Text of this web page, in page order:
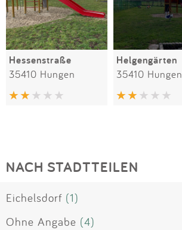
Hessenstraße
35410 Hungen
Helgengärten
35410 Hungen
NACH STADTTEILEN
Eichelsdorf (1)
Ohne Angabe (4)